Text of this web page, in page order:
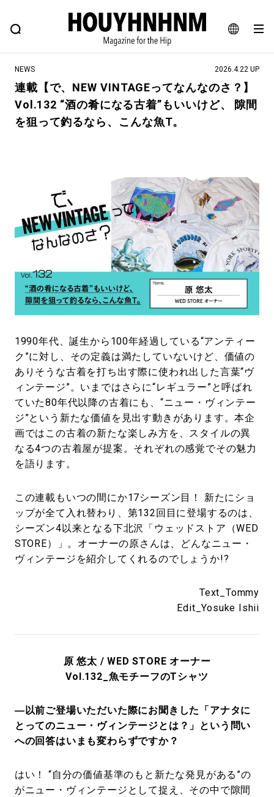
JA
EN
FEATURE BLOG SNAP
ヒップなファッション、カルチャー、ライフスタイルWEBマガジン
#注目のタグ
#マイナーグッド図鑑
#路地裏てぃーん。 #MONTHLY JOURNAL
#GH 銘品の所以 #フイナムのYouTube
#Commune H #FOCUS IT #AH.H
#FASHION #MUSIC #MOVIE
#LIFESTYLE #SNEAKER #OUTDOOR
#SPORTS #HANDSOME HANDBOOK
NEWS 2026.4.22 UP
連載【で、NEW VINTAGEってなんなのさ？】
Vol.132 “酒の肴になる古着”もいいけど、 隙間
を狙って釣るなら、こんな魚T。
1990年代、誕生から100年経過している“アンティー
ク”に対し、その定義は満たしていないけど、価値の
ありそうな古着を打ち出す際に使われ出した言葉“ヴ
ィンテージ”。いまではさらに“レギュラー”と呼ばれ
ていた80年代以降の古着にも、“ニュー・ヴィンテー
ジ”という新たな価値を見出す動きがあります。本企
画ではこの古着の新たな楽しみ方を、スタイルの異
なる4つの古着屋が提案。それぞれの感覚でその魅力
を語ります。
この連載もいつの間にか17シーズン目！ 新たにショ
ップが全て入れ替わり、第132回目に登場するのは、
シーズン4以来となる下北沢「ウェッドストア（WED
STORE）」。オーナーの原さんは、どんなニュー・
ヴィンテージを紹介してくれるのでしょうか!?
Text_Tommy
Edit_Yosuke Ishii
原 悠太 / WED STORE オーナー
Vol.132_魚モチーフのTシャツ
―以前ご登場いただいた際にお聞きした「アナタに
とってのニュー・ヴィンテージとは？」という問い
への回答はいまも変わらずですか？
はい！ “自分の価値基準のもと新たな発見がある”の
がニュー・ヴィンテージとして捉え、その中で隙間